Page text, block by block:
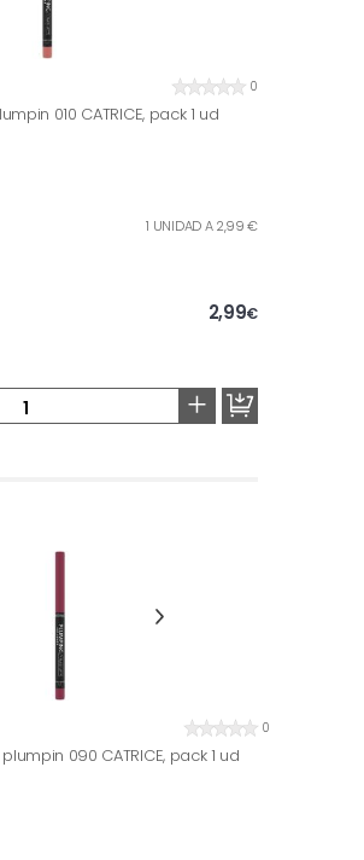
0
010 CATRICE, pack 1 ud
1 UNIDAD A 2,99 €
2,99€
+
0
090 CATRICE, pack 1 ud